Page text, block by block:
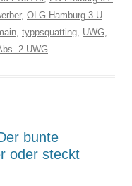
, OLG Hamburg 3 U
, typpsquatting, UWG,
2 UWG.
bunte
oder steckt